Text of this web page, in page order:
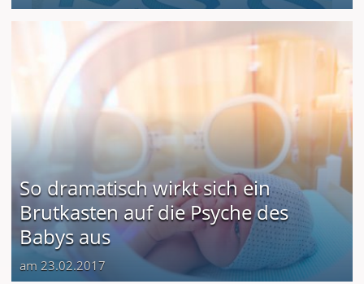
So dramatisch wirkt sich ein
Brutkasten auf die Psyche des
Babys aus
am 23.02.2017